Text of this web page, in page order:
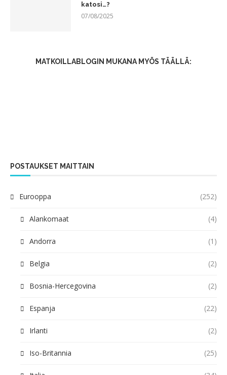
katosi…?
07/08/2025
MATKOILLABLOGIN MUKANA MYÖS TÄÄLLÄ:
POSTAUKSET MAITTAIN
Eurooppa (252)
Alankomaat (4)
Andorra (1)
Belgia (2)
Bosnia-Hercegovina (2)
Espanja (22)
Irlanti (2)
Iso-Britannia (25)